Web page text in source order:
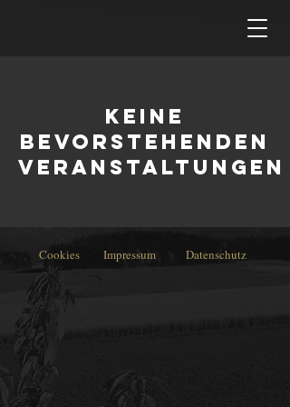
Keine
bevorstehenden
Veranstaltungen
Cookies Impressum Datenschutz